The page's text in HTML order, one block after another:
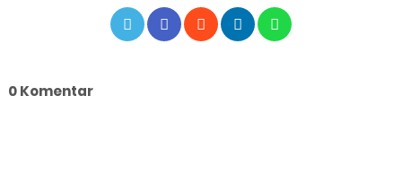
0 Komentar